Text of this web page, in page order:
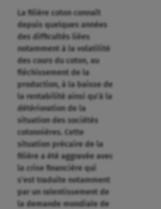
La filière coton connaît
depuis quelques années
des difficultés liées
notamment à la volatilité
des cours du coton, au
fléchissement de la
production, à la baisse de
la rentabilité ainsi qu’à la
détérioration de la
situation des sociétés
cotonnières. Cette
situation précaire de la
filière a été aggravée avec
la crise financière qui
s’est traduite notamment
par un ralentissement de
la demande mondiale de